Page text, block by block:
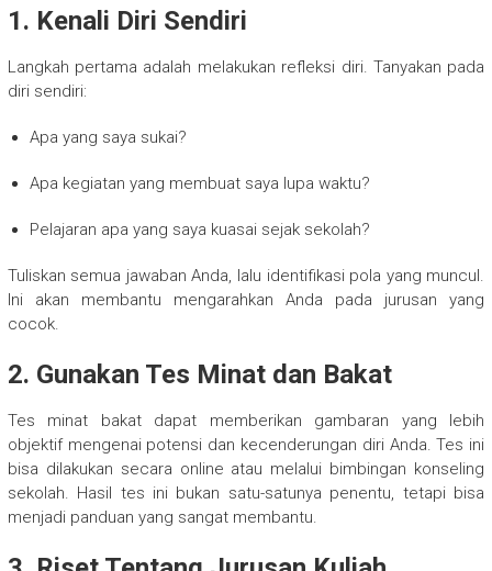
1. Kenali Diri Sendiri
Langkah pertama adalah melakukan refleksi diri. Tanyakan pada
diri sendiri:
Apa yang saya sukai?
Apa kegiatan yang membuat saya lupa waktu?
Pelajaran apa yang saya kuasai sejak sekolah?
Tuliskan semua jawaban Anda, lalu identifikasi pola yang muncul.
Ini akan membantu mengarahkan Anda pada jurusan yang
cocok.
2. Gunakan Tes Minat dan Bakat
Tes minat bakat dapat memberikan gambaran yang lebih
objektif mengenai potensi dan kecenderungan diri Anda. Tes ini
bisa dilakukan secara online atau melalui bimbingan konseling
sekolah. Hasil tes ini bukan satu-satunya penentu, tetapi bisa
menjadi panduan yang sangat membantu.